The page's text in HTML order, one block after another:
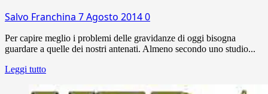
Salvo Franchina 7 Agosto 20140
Per capire meglio i problemi delle gravidanze di oggi bisogna
guardare a quelle dei nostri antenati. Almeno secondo uno studio...
Leggi tutto